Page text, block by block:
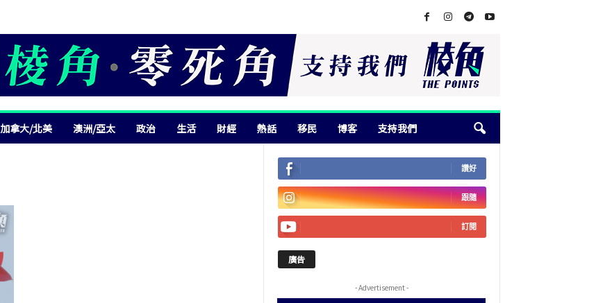
加拿大/北美 澳洲/亞太 政治 生活 財經 熱話 移民 博客 支持我們
讚好
跟隨
訂閱
廣告
- Advertisement -